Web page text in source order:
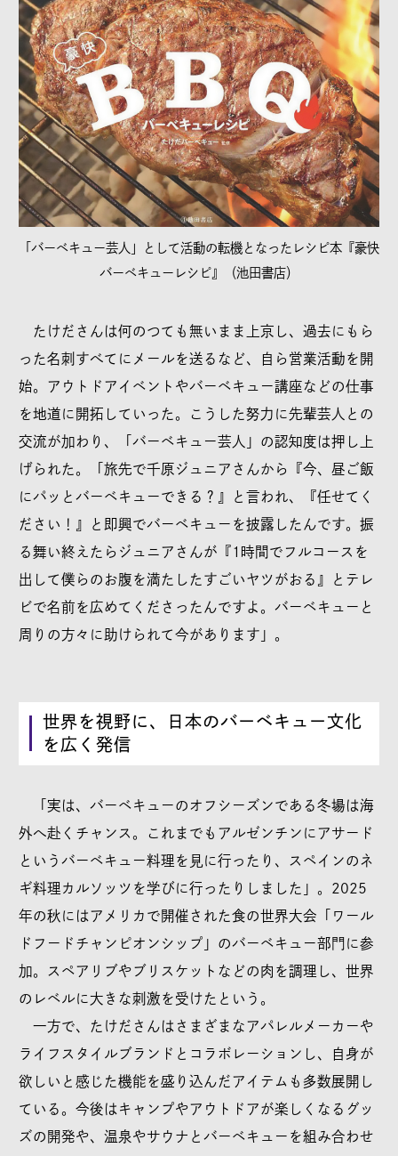
「バーベキュー芸人」として活動の転機となったレシピ本『豪快
バーベキューレシピ』（池田書店）
たけださんは何のつても無いまま上京し、過去にもら
った名刺すべてにメールを送るなど、自ら営業活動を開
始。アウトドアイベントやバーベキュー講座などの仕事
を地道に開拓していった。こうした努力に先輩芸人との
交流が加わり、「バーベキュー芸人」の認知度は押し上
げられた。「旅先で千原ジュニアさんから『今、昼ご飯
にパッとバーベキューできる？』と言われ、『任せてく
ださい！』と即興でバーベキューを披露したんです。振
る舞い終えたらジュニアさんが『1時間でフルコースを
出して僕らのお腹を満たしたすごいヤツがおる』とテレ
ビで名前を広めてくださったんですよ。バーベキューと
周りの方々に助けられて今があります」。
世界を視野に、日本のバーベキュー文化
を広く発信
「実は、バーベキューのオフシーズンである冬場は海
外へ赴くチャンス。これまでもアルゼンチンにアサード
というバーベキュー料理を見に行ったり、スペインのネ
ギ料理カルソッツを学びに行ったりしました」。2025
年の秋にはアメリカで開催された食の世界大会「ワール
ドフードチャンピオンシップ」のバーベキュー部門に参
加。スペアリブやブリスケットなどの肉を調理し、世界
のレベルに大きな刺激を受けたという。
一方で、たけださんはさまざまなアパレルメーカーや
ライフスタイルブランドとコラボレーションし、自身が
欲しいと感じた機能を盛り込んだアイテムも多数展開し
ている。今後はキャンプやアウトドアが楽しくなるグッ
ズの開発や、温泉やサウナとバーベキューを組み合わせ